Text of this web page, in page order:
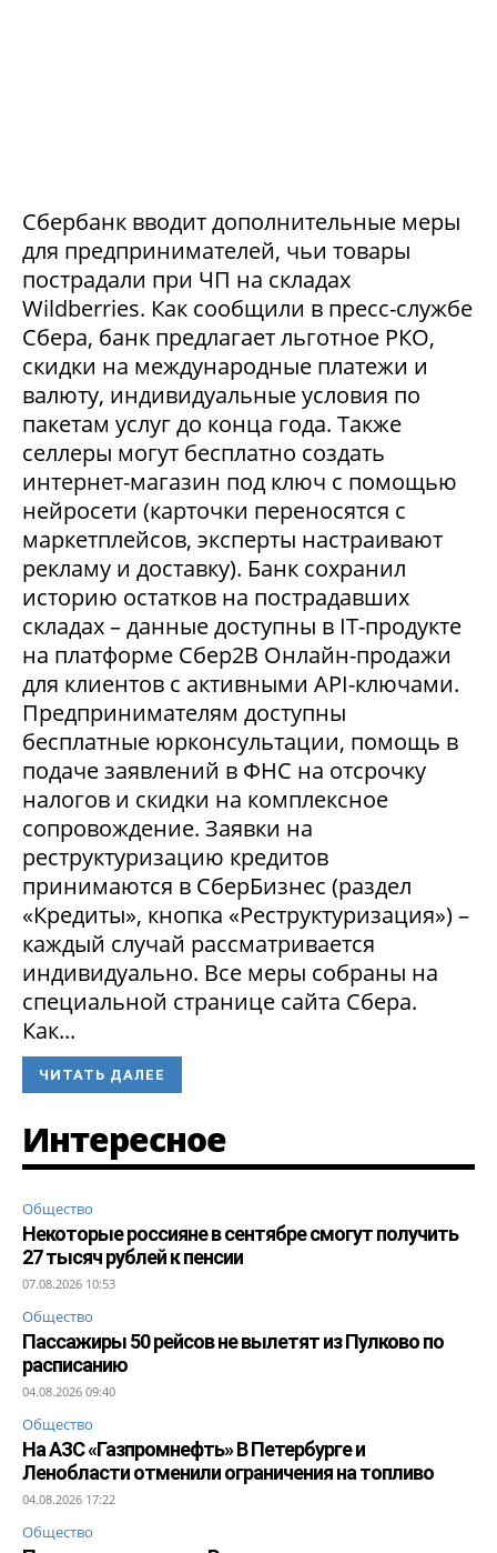
Сбербанк вводит дополнительные меры
для предпринимателей, чьи товары
пострадали при ЧП на складах
Wildberries. Как сообщили в пресс-службе
Сбера, банк предлагает льготное РКО,
скидки на международные платежи и
валюту, индивидуальные условия по
пакетам услуг до конца года. Также
селлеры могут бесплатно создать
интернет-магазин под ключ с помощью
нейросети (карточки переносятся с
маркетплейсов, эксперты настраивают
рекламу и доставку). Банк сохранил
историю остатков на пострадавших
складах – данные доступны в IT-продукте
на платформе Сбер2В Онлайн-продажи
для клиентов с активными API-ключами.
Предпринимателям доступны
бесплатные юрконсультации, помощь в
подаче заявлений в ФНС на отсрочку
налогов и скидки на комплексное
сопровождение. Заявки на
реструктуризацию кредитов
принимаются в СберБизнес (раздел
«Кредиты», кнопка «Реструктуризация») –
каждый случай рассматривается
индивидуально. Все меры собраны на
специальной странице сайта Сбера.
Как...
ЧИТАТЬ ДАЛЕЕ
Интересное
Общество
Некоторые россияне в сентябре смогут получить
27 тысяч рублей к пенсии
07.08.2026 10:53
Общество
Пассажиры 50 рейсов не вылетят из Пулково по
расписанию
04.08.2026 09:40
Общество
На АЗС «Газпромнефть» В Петербурге и
Ленобласти отменили ограничения на топливо
04.08.2026 17:22
Общество